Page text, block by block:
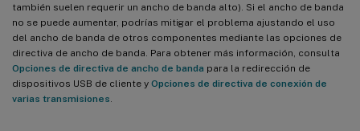
también suelen requerir un ancho de banda alto). Si el ancho de banda
no se puede aumentar, podrías mitigar el problema ajustando el uso
del ancho de banda de otros componentes mediante las opciones de
directiva de ancho de banda. Para obtener más información, consulta
Opciones de directiva de ancho de banda para la redirección de
dispositivos USB de cliente y Opciones de directiva de conexión de
varias transmisiones